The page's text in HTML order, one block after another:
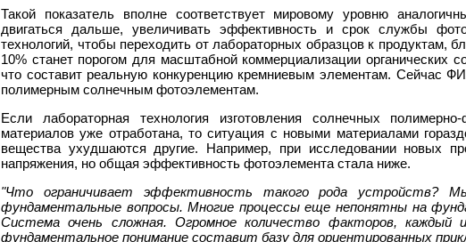
Такой показатель вполне соответствует мировому уровню
двигаться дальше, увеличивать эффективность и срок службы
технологий, чтобы переходить от лабораторных образцов к продуктам,
10% станет порогом для масштабной коммерциализации органических
что составит реальную конкуренцию кремниевым элементам.
полимерным солнечным фотоэлементам.
Если лабораторная технология изготовления солнечных
материалов уже отработана, то ситуация с новыми материалами
вещества ухудшаются другие. Например, при исследовании новых
напряжения, но общая эффективность фотоэлемента стала ниже.
"Что ограничивает эффективность такого рода устройств?
фундаментальные вопросы. Многие процессы еще непонятны на
Система очень сложная. Огромное количество факторов,
фундаментальное понимание составит базу для ориентированных